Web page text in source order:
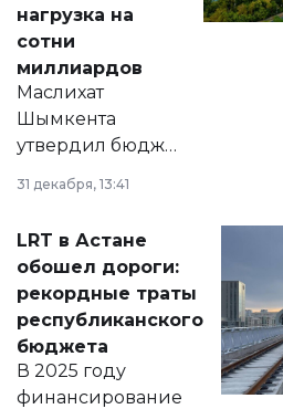
нагрузка на
сотни
миллиардов
Маслихат
Шымкента
утвердил бюджет
города на 2026–
2028 годы.
документ
появился в базе
нормативных
правовых актов и
на сайте маслихат
города.
31 декабря, 13:41
LRT в Астане
обошел дороги:
рекордные траты
республиканского
бюджета
В 2025 году
финансирование